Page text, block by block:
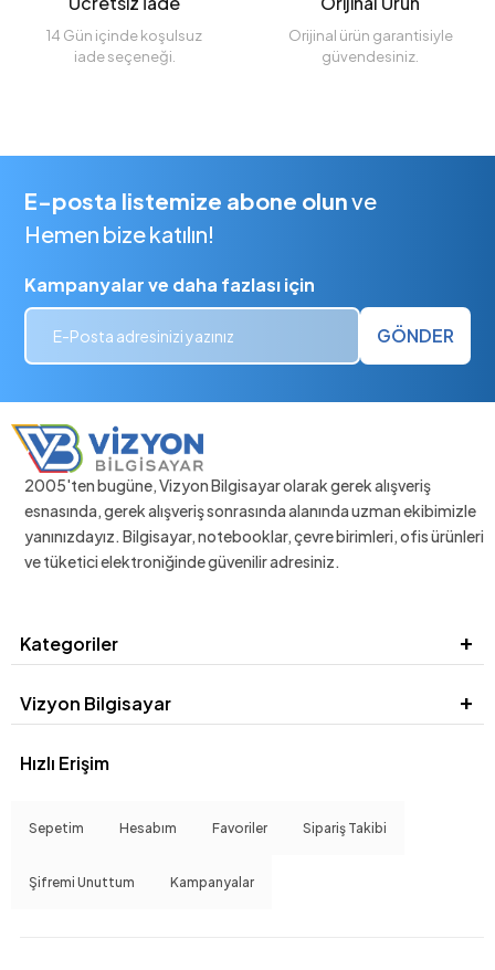
14 Gün içinde koşulsuz
iade seçeneği.
Orijinal ürün garantisiyle
güvendesiniz.
E-posta listemize abone olunve
Hemen bize katılın!
Kampanyalar ve daha fazlası için
GÖNDER
2005'ten bugüne, Vizyon Bilgisayar olarak gerek alışveriş
esnasında, gerek alışveriş sonrasında alanında uzman ekibimizle
yanınızdayız. Bilgisayar, notebooklar, çevre birimleri, ofis ürünleri
ve tüketici elektroniğinde güvenilir adresiniz.
Kategoriler
Vizyon Bilgisayar
Hızlı Erişim
Sepetim Hesabım Favoriler Sipariş Takibi
Şifremi Unuttum Kampanyalar